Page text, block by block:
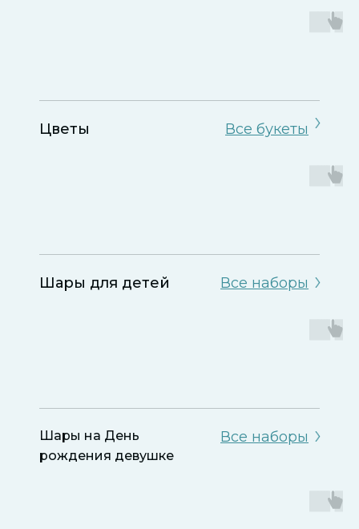
Цветы Все букеты
Шары для детей Все наборы
Шары на День
рождения девушке
Все наборы